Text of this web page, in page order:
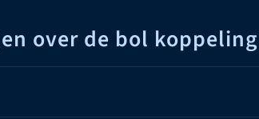
over de bol koppeling